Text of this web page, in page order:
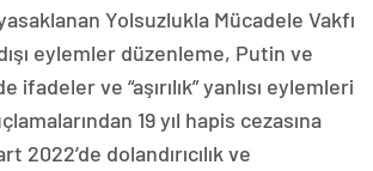
Yolsuzlukla Mücadele Vakfı
eylemler düzenleme, Putin ve
ifadeler ve “aşırılık” yanlısı eylemleri
19 yıl hapis cezasına
2022’de dolandırıcılık ve